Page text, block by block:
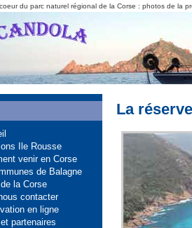
du parc naturel régional de la Corse : photos de la
La
Ile Rousse
venir en Corse
de Balagne
la Corse
contacter
en ligne
partenaires